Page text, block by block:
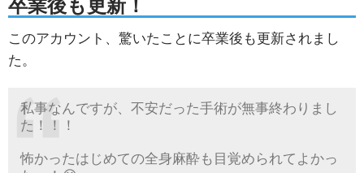
卒業後も更新！
このアカウント、驚いたことに卒業後も更新されまし
た。
私事なんですが、不安だった手術が無事終わりまし
た！！！
怖かったはじめての全身麻酔も目覚められてよかっ